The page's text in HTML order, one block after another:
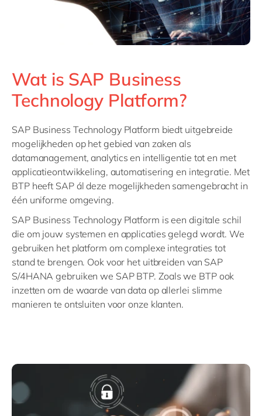
Wat is SAP Business
Technology Platform?
SAP Business Technology Platform biedt uitgebreide
mogelijkheden op het gebied van zaken als
datamanagement, analytics en intelligentie tot en met
applicatieontwikkeling, automatisering en integratie. Met
BTP heeft SAP ál deze mogelijkheden samengebracht in
één uniforme omgeving.
SAP Business Technology Platform is een digitale schil
die om jouw systemen en applicaties gelegd wordt. We
gebruiken het platform om complexe integraties tot
stand te brengen. Ook voor het uitbreiden van SAP
S/4HANA gebruiken we SAP BTP. Zoals we BTP ook
inzetten om de waarde van data op allerlei slimme
manieren te ontsluiten voor onze klanten.